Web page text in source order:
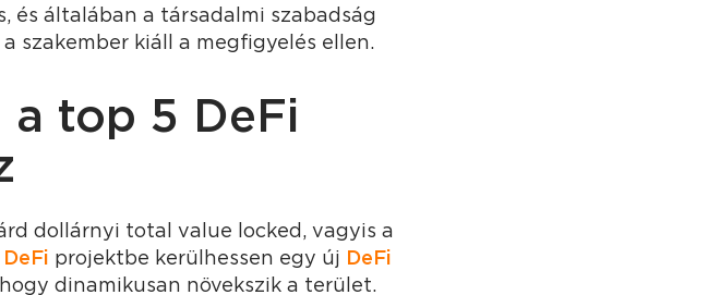
és általában a társadalmi szabadság
szakember kiáll a megfigyelés ellen.
top 5 DeFi
dollárnyi total value locked, vagyis a
DeFi projektbe kerülhessen egy új DeFi
dinamikusan növekszik a terület.